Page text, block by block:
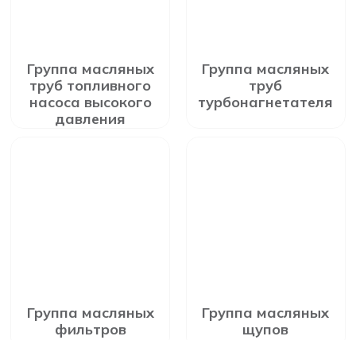
Группа масляных
труб топливного
насоса высокого
давления
Группа масляных
труб
турбонагнетателя
Группа масляных
фильтров
Группа масляных
щупов